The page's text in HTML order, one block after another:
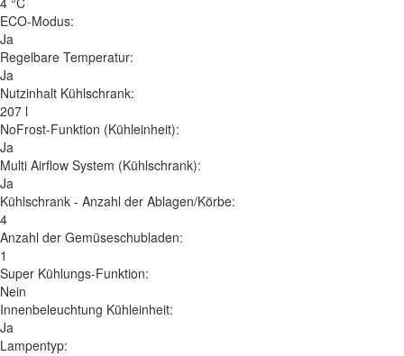
ECO-Modus:
Ja
Regelbare Temperatur:
Ja
Nutzinhalt Kühlschrank:
207 l
NoFrost-Funktion (Kühleinheit):
Ja
Multi Airflow System (Kühlschrank):
Ja
Kühlschrank - Anzahl der Ablagen/Körbe:
4
Anzahl der Gemüseschubladen:
1
Super Kühlungs-Funktion:
Nein
Innenbeleuchtung Kühleinheit:
Ja
Lampentyp: